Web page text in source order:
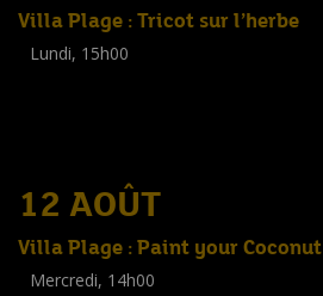
Villa Plage : Tricot sur l’herbe
Lundi, 15h00
12 AOÛT
Villa Plage : Paint your Coconut
Mercredi, 14h00